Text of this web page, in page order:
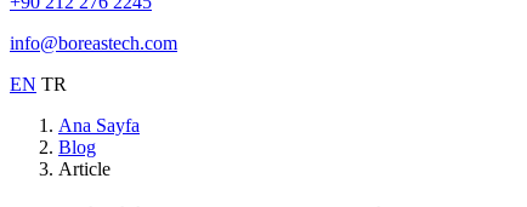
info@boreastech.com
EN TR
Ana Sayfa
Blog
Article